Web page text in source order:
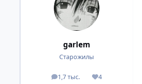
garlem
Старожилы
1,7 тыс.
посты 4
Репутация